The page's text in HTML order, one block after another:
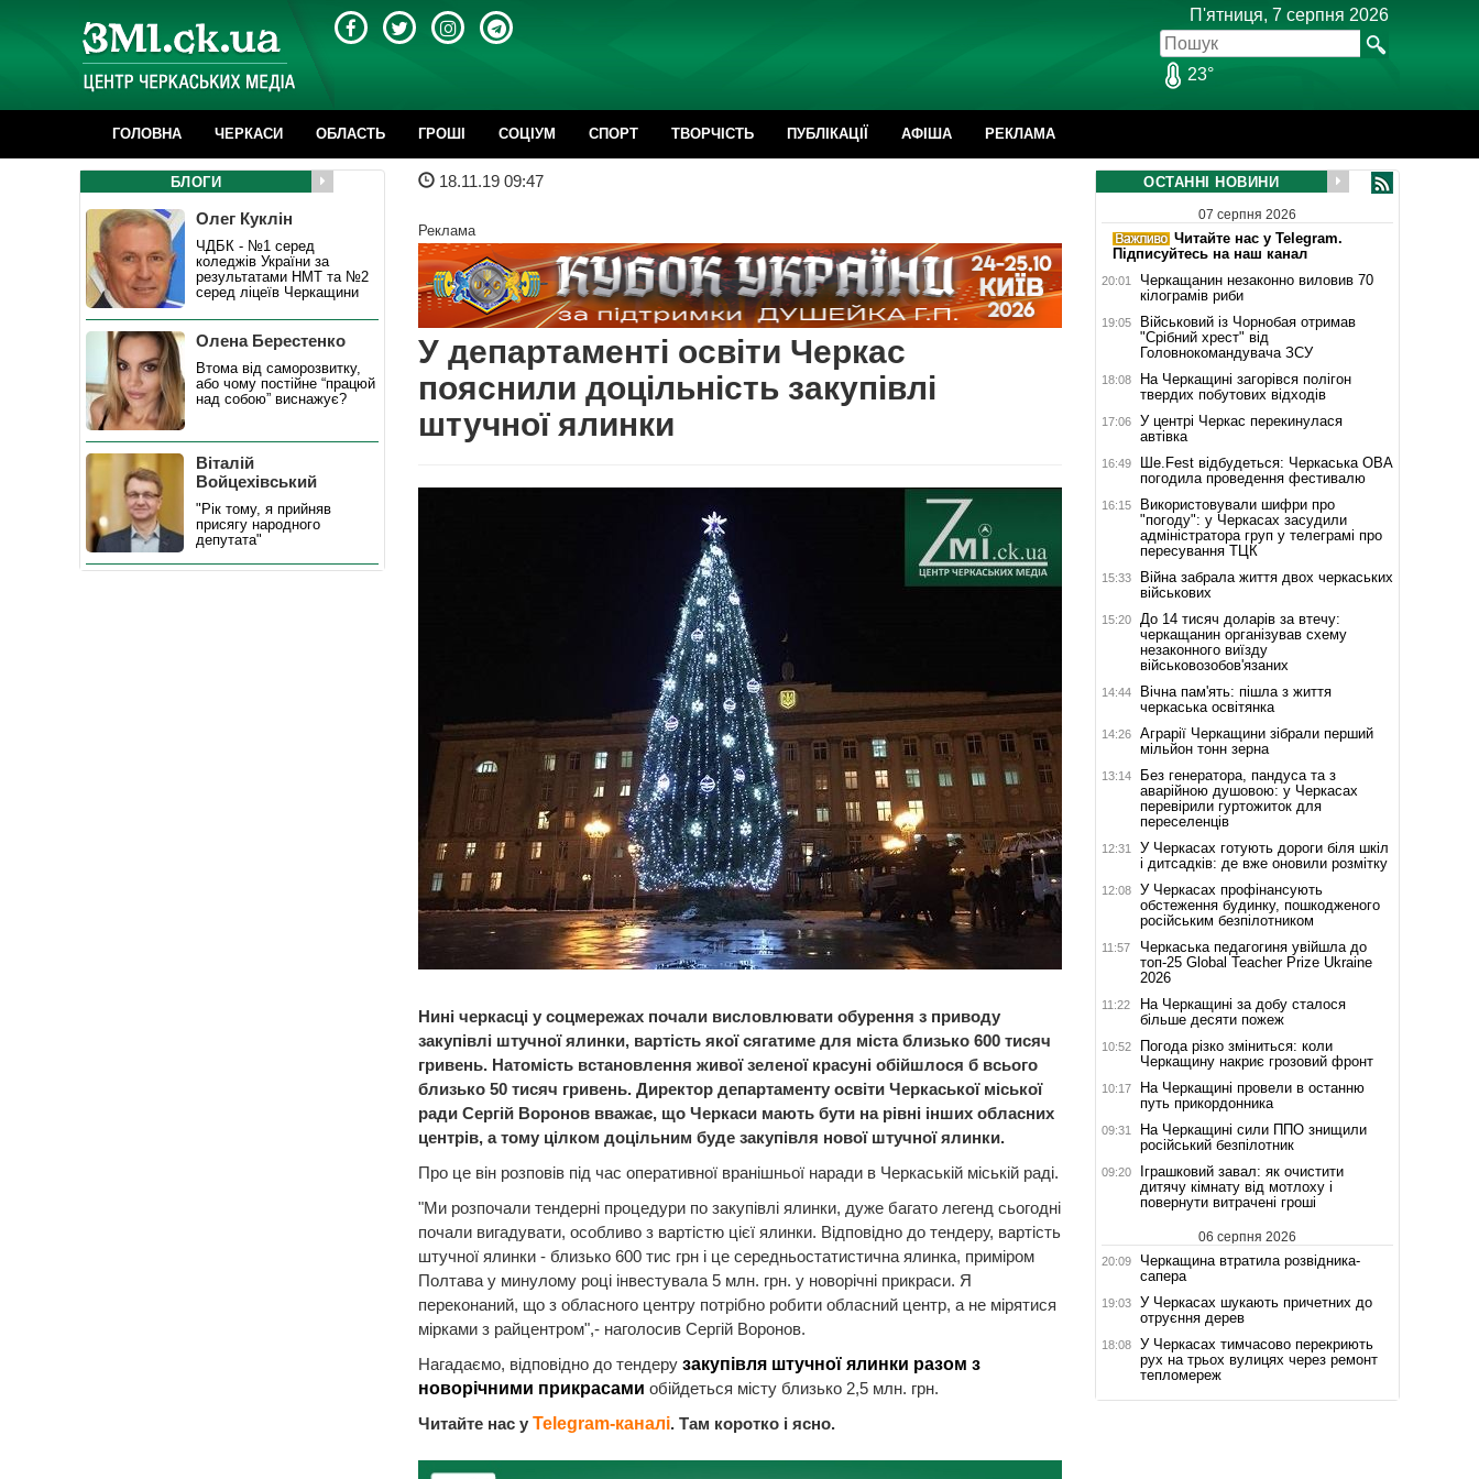
П'ятниця, 7 серпня 2026
23°
ГОЛОВНА ЧЕРКАСИ ОБЛАСТЬ ГРОШІ CОЦІУМ СПОРТ ТВОРЧІСТЬ ПУБЛІКАЦІЇ АФІША РЕКЛАМА
18.11.19 09:47
Реклама
У департаменті освіти Черкас
пояснили доцільність закупівлі
штучної ялинки
Нині черкасці у соцмережах почали висловлювати обурення з приводу
закупівлі штучної ялинки, вартість якої сягатиме для міста близько 600 тисяч
гривень. Натомість встановлення живої зеленої красуні обійшлося б всього
близько 50 тисяч гривень. Директор департаменту освіти Черкаської міської
ради Сергій Воронов вважає, що Черкаси мають бути на рівні інших обласних
центрів, а тому цілком доцільним буде закупівля нової штучної ялинки.
Про це він розповів під час оперативної вранішньої наради в Черкаській міській раді.
"Ми розпочали тендерні процедури по закупівлі ялинки, дуже багато легенд сьогодні
почали вигадувати, особливо з вартістю цієї ялинки. Відповідно до тендеру, вартість
штучної ялинки - близько 600 тис грн і це середньостатистична ялинка, приміром
Полтава у минулому році інвестувала 5 млн. грн. у новорічні прикраси. Я
переконаний, що з обласного центру потрібно робити обласний центр, а не мірятися
мірками з райцентром",- наголосив Сергій Воронов.
Нагадаємо, відповідно до тендеру закупівля штучної ялинки разом з
новорічними прикрасами обійдеться місту близько 2,5 млн. грн.
Читайте нас у Telegram-каналі. Там коротко і ясно.
БЛОГИ
Олег Куклін
ЧДБК - №1 серед
коледжів України за
результатами НМТ та №2
серед ліцеїв Черкащини
Олена Берестенко
Втома від саморозвитку,
або чому постійне “працюй
над собою” виснажує?
Віталій
Войцехівський
"Рік тому, я прийняв
присягу народного
депутата"
ОСТАННІ НОВИНИ
07 серпня 2026
Читайте нас у Telegram.
Підписуйтесь на наш канал
20:01
Черкащанин незаконно виловив 70
кілограмів риби
19:05
Військовий із Чорнобая отримав
"Срібний хрест" від
Головнокомандувача ЗСУ
18:08
На Черкащині загорівся полігон
твердих побутових відходів
17:06
У центрі Черкас перекинулася
автівка
16:49
Ше.Fest відбудеться: Черкаська ОВА
погодила проведення фестивалю
16:15
Використовували шифри про
"погоду": у Черкасах засудили
адміністратора груп у телеграмі про
пересування ТЦК
15:33
Війна забрала життя двох черкаських
військових
15:20
До 14 тисяч доларів за втечу:
черкащанин організував схему
незаконного виїзду
військовозобов'язаних
14:44
Вічна пам'ять: пішла з життя
черкаська освітянка
14:26
Аграрії Черкащини зібрали перший
мільйон тонн зерна
13:14
Без генератора, пандуса та з
аварійною душовою: у Черкасах
перевірили гуртожиток для
переселенців
12:31
У Черкасах готують дороги біля шкіл
і дитсадків: де вже оновили розмітку
12:08
У Черкасах профінансують
обстеження будинку, пошкодженого
російським безпілотником
11:57
Черкаська педагогиня увійшла до
топ-25 Global Teacher Prize Ukraine
2026
11:22
На Черкащині за добу сталося
більше десяти пожеж
10:52
Погода різко зміниться: коли
Черкащину накриє грозовий фронт
10:17
На Черкащині провели в останню
путь прикордонника
09:31
На Черкащині сили ППО знищили
російський безпілотник
09:20
Іграшковий завал: як очистити
дитячу кімнату від мотлоху і
повернути витрачені гроші
06 серпня 2026
20:09
Черкащина втратила розвідника-
сапера
19:03
У Черкасах шукають причетних до
отруєння дерев
18:08
У Черкасах тимчасово перекриють
рух на трьох вулицях через ремонт
тепломереж